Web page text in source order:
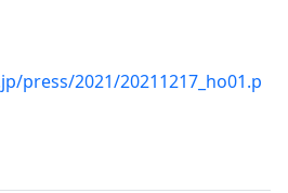
press/2021/20211217_ho01.p